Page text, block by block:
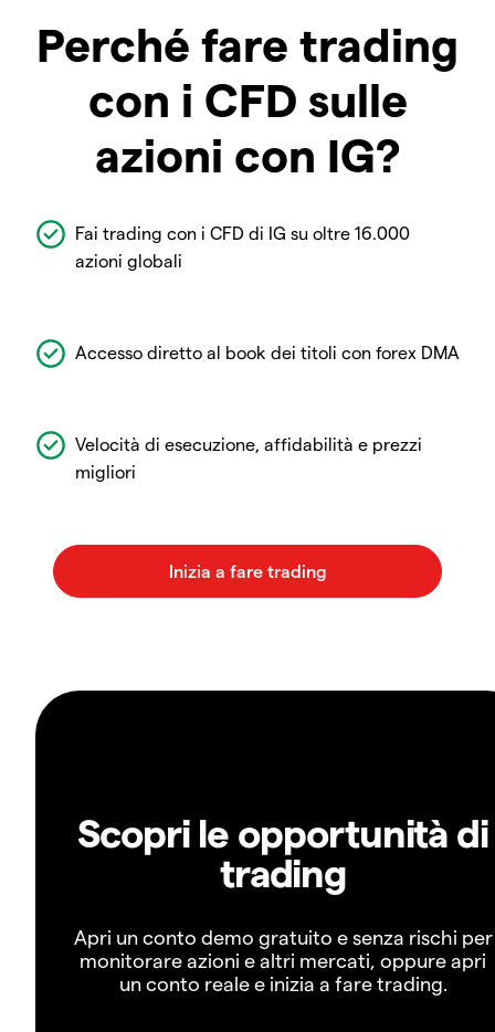
Perché fare trading
con i CFD sulle
azioni con IG?
Fai trading con i CFD di IG su oltre 16.000
azioni globali
Accesso diretto al book dei titoli con forex DMA
Velocità di esecuzione, affidabilità e prezzi
migliori
Scopri le opportunità di
trading
Apri un conto demo gratuito e senza rischi per
monitorare azioni e altri mercati, oppure apri
un conto reale e inizia a fare trading.